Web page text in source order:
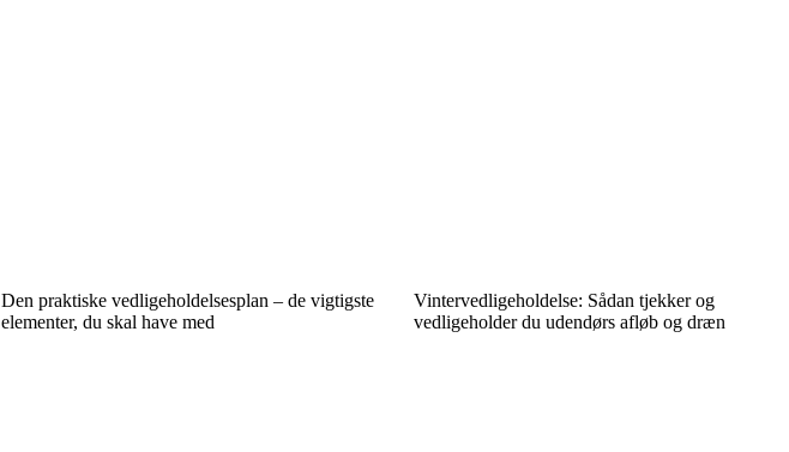
Den praktiske vedligeholdelsesplan – de vigtigste
elementer, du skal have med
Vintervedligeholdelse: Sådan tjekker og
vedligeholder du udendørs afløb og dræn